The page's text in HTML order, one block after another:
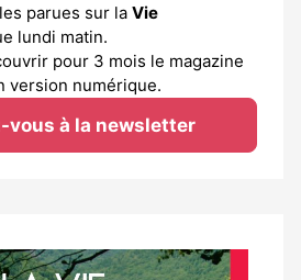
parues sur la Vie
lundi matin.
pour 3 mois le magazine
version numérique.
vous à la newsletter